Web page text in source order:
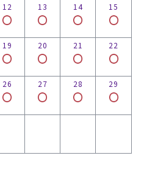
12 13 14 15
19 20 21 22
26 27 28 29